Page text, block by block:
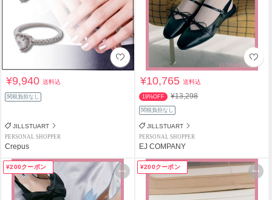
¥9,940送料込
関税負担なし
JILLSTUART
PERSONAL SHOPPER
Crepus
¥10,765送料込
19%OFF ¥13,298
関税負担なし
JILLSTUART
PERSONAL SHOPPER
EJ COMPANY
¥200クーポン ¥200クーポン